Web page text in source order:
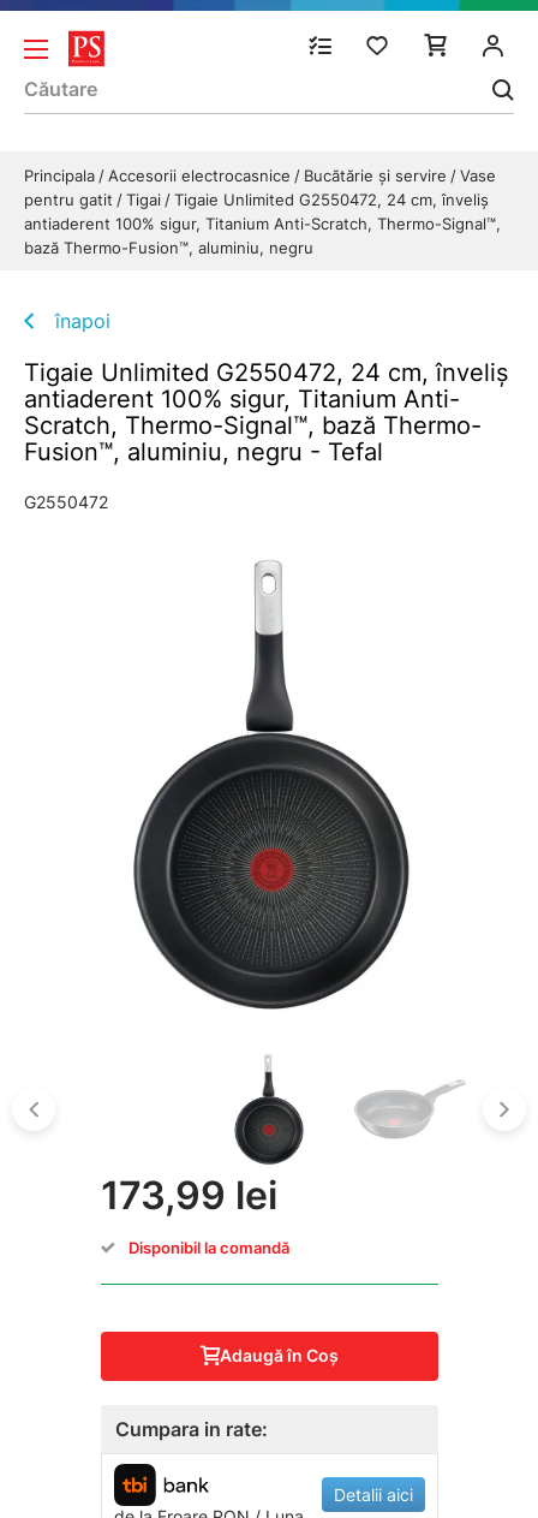
Principala Accesorii electrocasnice Bucătărie și servire
Vase
pentru gatit
Tigai
Tigaie Unlimited G2550472, 24 cm, înveliș
antiaderent 100% sigur, Titanium Anti-Scratch, Thermo-Signal™,
bază Thermo-Fusion™, aluminiu, negru
înapoi
Tigaie Unlimited G2550472, 24 cm, înveliș
antiaderent 100% sigur, Titanium Anti-
Scratch, Thermo-Signal™, bază Thermo-
Fusion™, aluminiu, negru - Tefal
G2550472
173,99 lei
Disponibil la comandă
Adaugă în Coş
Cumpara in rate:
Detalii aici